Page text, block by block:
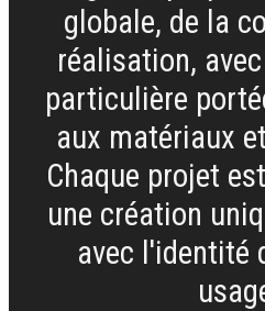
globale, de la
réalisation,
particulière
aux matériaux
Chaque projet
une création
avec l'identité